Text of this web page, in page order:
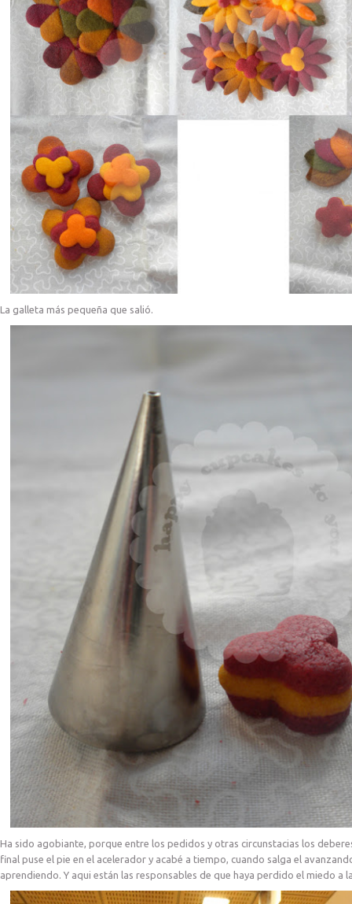
La galleta más pequeña que salió.
Ha sido agobiante, porque entre los pedidos y otras circunstacias los
final puse el pie en el acelerador y acabé a tiempo, cuando salga el
aprendiendo. Y aqui están las responsables de que haya perdido el miedo a